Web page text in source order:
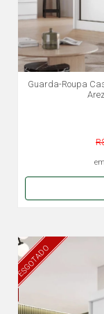
Guarda-Roupa
ESGOTADO